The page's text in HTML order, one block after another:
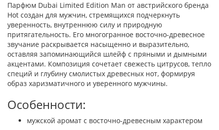
Парфюм Dubai Limited Edition Man от австрийского бренда
Hot создан для мужчин, стремящихся подчеркнуть
уверенность, внутреннюю силу и природную
притягательность. Его многогранное восточно-древесное
звучание раскрывается насыщенно и выразительно,
оставляя запоминающийся шлейф с пряными и дымными
акцентами. Композиция сочетает свежесть цитрусов, тепло
специй и глубину смолистых древесных нот, формируя
образ харизматичного и уверенного мужчины.
Особенности:
мужской аромат с восточно-древесным характером